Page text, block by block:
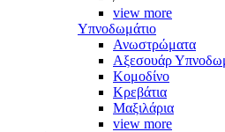
view more
Υπνοδωμάτιο
Ανωστρώματα
Αξεσουάρ
Κομοδίνο
Κρεβάτια
Μαξιλάρια
view more